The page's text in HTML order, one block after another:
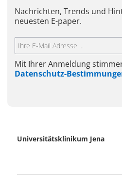
Nachrichten, Trends und
neuesten E-paper.
Mit Ihrer Anmeldung
Datenschutz-
Universitätsklinikum Jena